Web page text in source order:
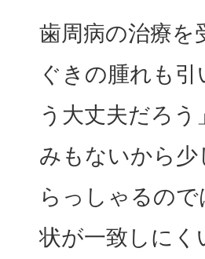
歯周病の治療を
ぐきの腫れも
う大丈夫だろ
みもないから
らっしゃるの
状が一致しにく